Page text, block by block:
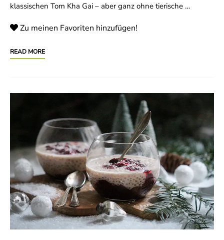
klassischen Tom Kha Gai – aber ganz ohne tierische …
Zu meinen Favoriten hinzufügen!
READ MORE